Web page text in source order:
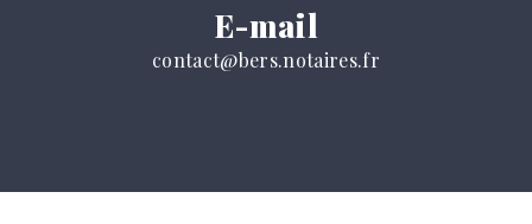
E-mail
contact@bers.notaires.fr